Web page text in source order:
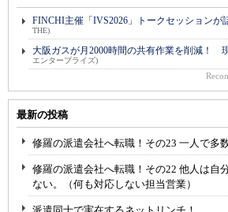
FINCHI主催「IVS2026」トークセッションが
THE)
大阪ガスが月2000時間の共有作業を削減！
エンタープライズ)
最新の投稿
修羅の派遣会社へ転職！その23 一人で多
修羅の派遣会社へ転職！その22 他人は自
ない。（何も対応しない担当営業）